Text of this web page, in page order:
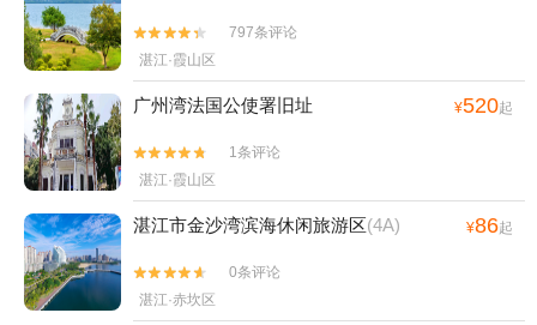


797条评论
湛江·霞山区
广州湾法国公使署旧址 ¥520起


1条评论
湛江·霞山区
湛江市金沙湾滨海休闲旅游区(4A) ¥86起


0条评论
湛江·赤坎区